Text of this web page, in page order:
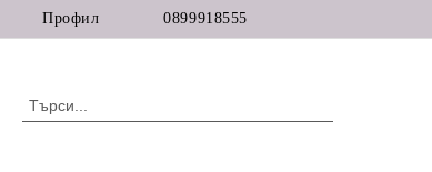
Профил 0899918555